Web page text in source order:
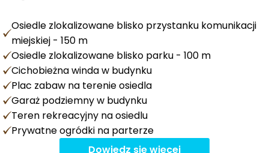
Osiedle zlokalizowane blisko przystanku komunikacji
miejskiej - 150 m
Osiedle zlokalizowane blisko parku - 100 m
Cichobieżna winda w budynku
Plac zabaw na terenie osiedla
Garaż podziemny w budynku
Teren rekreacyjny na osiedlu
Prywatne ogródki na parterze
Dowiedz się więcej